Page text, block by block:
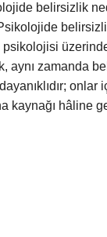
belirsizlik
aynı zamanda
kaynağı